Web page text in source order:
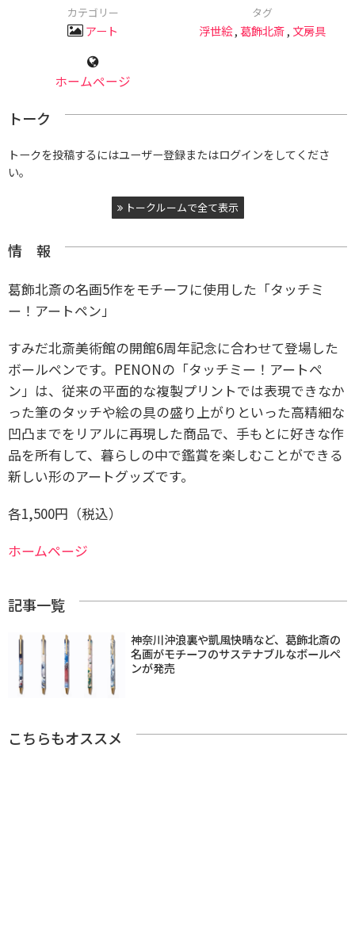
カテゴリー
アート
タグ
浮世絵,葛飾北斎, 文房具
ホームページ
トーク
トークを投稿するにはユーザー登録またはログインをしてくださ
い。
トークルームで全て表示
情 報
葛飾北斎の名画5作をモチーフに使用した「タッチミ
ー！アートペン」
すみだ北斎美術館の開館6周年記念に合わせて登場した
ボールペンです。 PENONの「タッチミー！アートペ
ン」は、従来の平面的な複製プリントでは表現できなか
った筆のタッチや絵の具の盛り上がりといった高精細な
凹凸までをリアルに再現した商品で、手もとに好きな作
品を所有して、暮らしの中で鑑賞を楽しむことができる
新しい形のアートグッズです。
各1,500円（税込）
ホームページ
記事一覧
神奈川沖浪裏や凱風快晴など、葛飾北斎の
名画がモチーフのサステナブルなボールペ
ンが発売
こちらもオススメ